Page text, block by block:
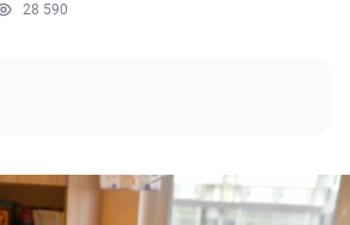
28 590